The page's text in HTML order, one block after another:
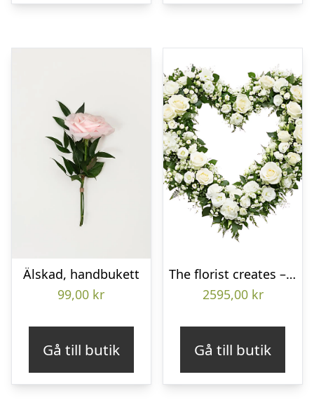
Älskad, handbukett
99,00 kr
Gå till butik
The florist creates – Funeral heart
2595,00 kr
Gå till butik